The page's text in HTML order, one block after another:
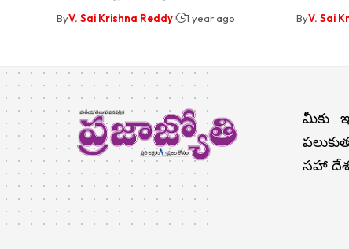
ByV. Sai Krishna Reddy 1 year ago ByV. Sai
మీకు
సహా